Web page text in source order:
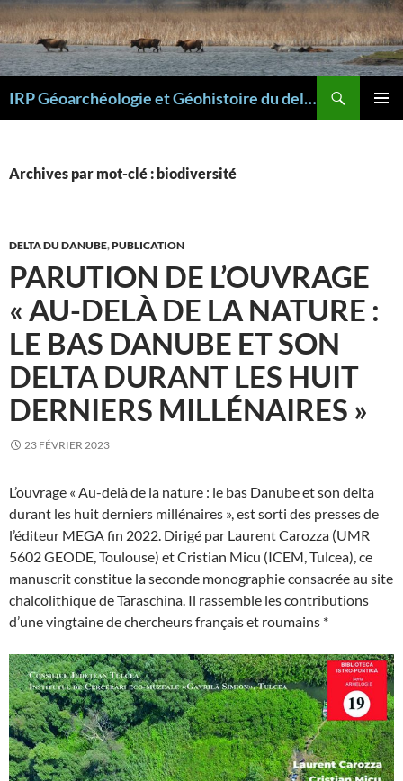
Aller
au
contenu
IRP Géoarchéologie et Géohistoire du delta du Danube
Archives par mot-clé : biodiversité
DELTA DU DANUBE,PUBLICATION
PARUTION DE L’OUVRAGE
« AU-DELÀ DE LA NATURE :
LE BAS DANUBE ET SON
DELTA DURANT LES HUIT
DERNIERS MILLÉNAIRES »
23 FÉVRIER 2023
L’ouvrage « Au-delà de la nature : le bas Danube et son delta
durant les huit derniers millénaires », est sorti des presses de
l’éditeur MEGA fin 2022. Dirigé par Laurent Carozza (UMR
5602 GEODE, Toulouse) et Cristian Micu (ICEM, Tulcea), ce
manuscrit constitue la seconde monographie consacrée au site
chalcolithique de Taraschina. Il rassemble les contributions
d’une vingtaine de chercheurs français et roumains *